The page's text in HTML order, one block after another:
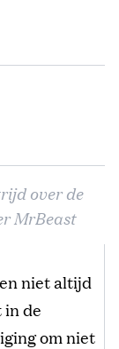
over de
MrBeast
niet altijd
in de
om niet